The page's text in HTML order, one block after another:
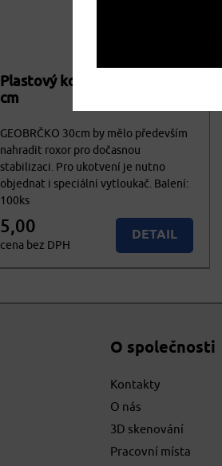
Plastový kolík GEOBRČKO 30
cm
GEOBRČKO 30cm by mělo především
nahradit roxor pro dočasnou
stabilizaci. Pro ukotvení je nutno
objednat i speciální vytloukač. Balení:
100ks
5,00
cena bez DPH
DETAIL
KOUPIT
O společnosti
Kontakty
O nás
3D skenování
Pracovní místa